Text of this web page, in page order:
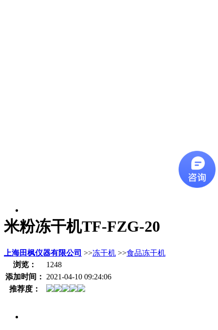
米粉冻干机TF-FZG-20
上海田枫仪器有限公司 >>冻干机 >>食品冻干机
浏览：
1248
添加时间：
2021-04-10 09:24:06
推荐度：